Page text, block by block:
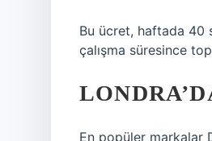
Bu ücret, haftada 40
çalışma süresince
En popüler markalar